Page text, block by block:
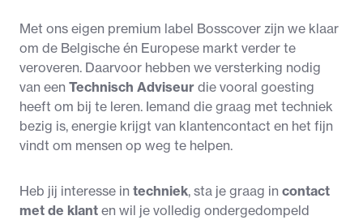
Met ons eigen premium label Bosscover zijn we klaar
om de Belgische én Europese markt verder te
veroveren. Daarvoor hebben we versterking nodig
van een Technisch Adviseur die vooral goesting
heeft om bij te leren. Iemand die graag met techniek
bezig is, energie krijgt van klantencontact en het fijn
vindt om mensen op weg te helpen.
Heb jij interesse in techniek, sta je graag in contact
met de klant en wil je volledig ondergedompeld